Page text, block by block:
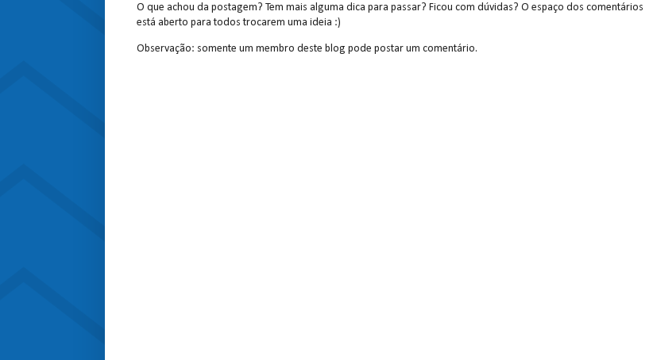
O que achou da postagem? Tem mais alguma dica para passar? Ficou com dúvidas? O espaço dos comentários
está aberto para todos trocarem uma ideia :)
Observação: somente um membro deste blog pode postar um comentário.